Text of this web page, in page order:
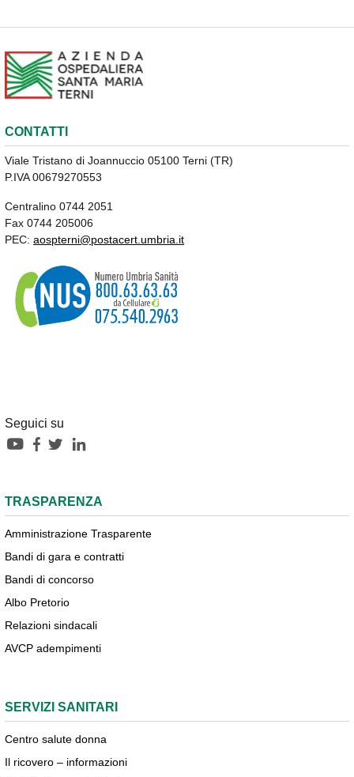
CONTATTI
Viale Tristano di Joannuccio 05100 Terni (TR)
P.IVA 00679270553
Centralino 0744 2051
Fax 0744 205006
PEC: aospterni@postacert.umbria.it
Seguici su
TRASPARENZA
Amministrazione Trasparente
Bandi di gara e contratti
Bandi di concorso
Albo Pretorio
Relazioni sindacali
AVCP adempimenti
SERVIZI SANITARI
Centro salute donna
Il ricovero – informazioni